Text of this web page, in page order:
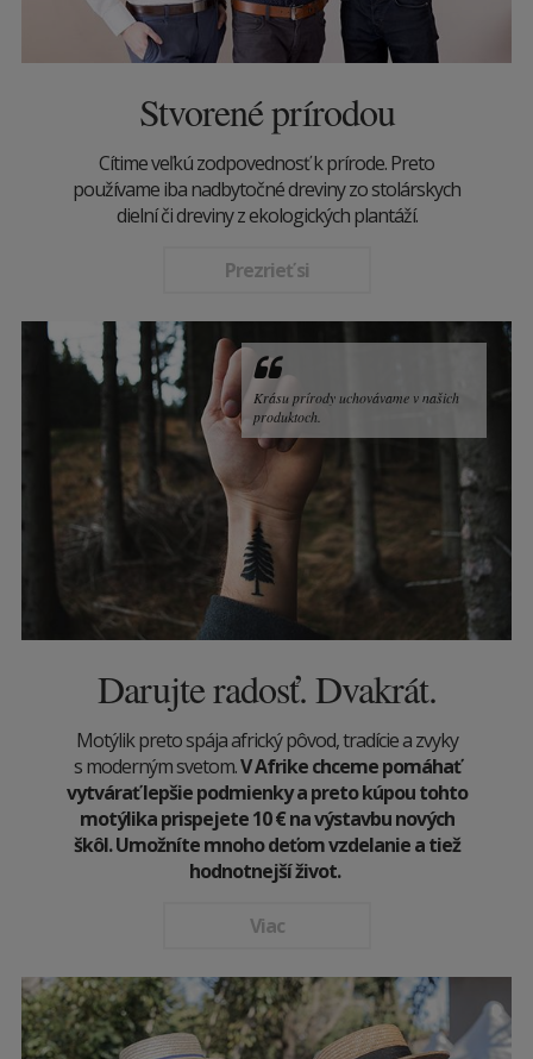
Stvorené prírodou
Cítime veľkú zodpovednosť k prírode. Preto
používame iba nadbytočné dreviny zo stolárskych
dielní či dreviny z ekologických plantáží.
Prezrieť si
Krásu prírody uchovávame v našich
produktoch.
Darujte radosť. Dvakrát.
Motýlik preto spája africký pôvod, tradície a zvyky
s moderným svetom.V Afrike chceme pomáhať
vytvárať lepšie podmienky a preto kúpou tohto
motýlika prispejete 10€na výstavbu nových
škôl. Umožníte mnoho deťom vzdelanie a tiež
hodnotnejší život.
Viac